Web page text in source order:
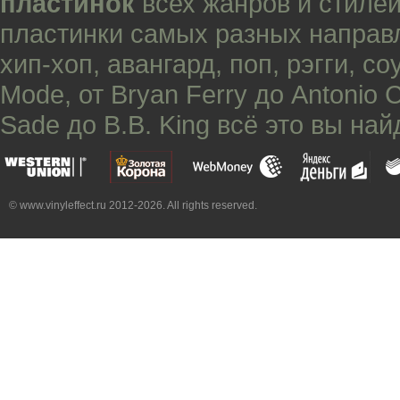
пластинки самых разных
хип-хоп, авангард, поп, рэгги,
Mode, от Bryan Ferry до Antonio
Sade до B.B. King всё это вы
© www.vinyleffect.ru 2012-2026. All rights reserved.